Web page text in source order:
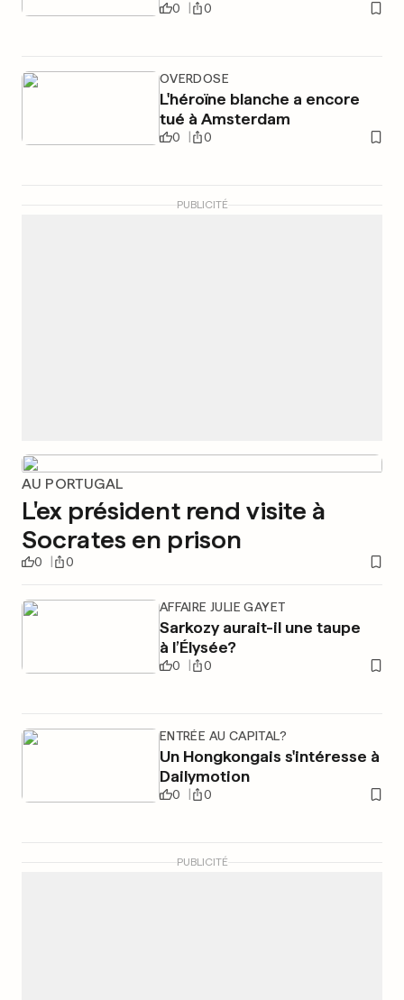
0 0
OVERDOSE
L'héroïne blanche a encore
tué à Amsterdam
0 0
PUBLICITÉ
AU PORTUGAL
L'ex président rend visite à
Socrates en prison
0 0
AFFAIRE JULIE GAYET
Sarkozy aurait-il une taupe
à l’Élysée?
0 0
ENTRÉE AU CAPITAL?
Un Hongkongais s'intéresse à
Dailymotion
0 0
PUBLICITÉ